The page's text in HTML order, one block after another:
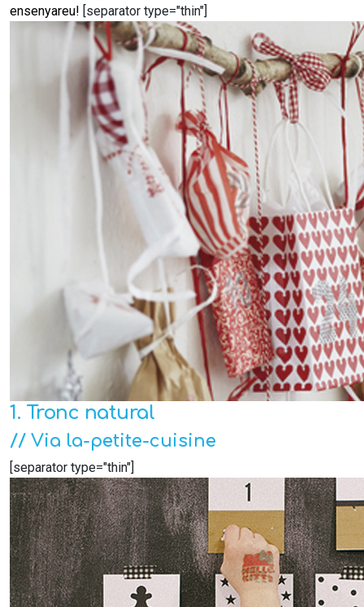
ensenyareu! [separator type="thin"]
1. Tronc natural
// Via la-petite-cuisine
[separator type="thin"]